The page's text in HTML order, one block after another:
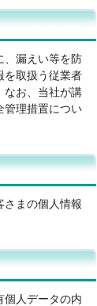
、漏えい等を防
を取扱う従業者
なお、当社が講
管理措置につい
さまの個人情報
個人データの内